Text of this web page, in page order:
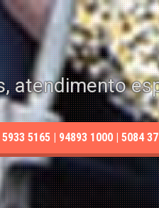
atendimento
5933 5165 | 94893 1000 | 5084